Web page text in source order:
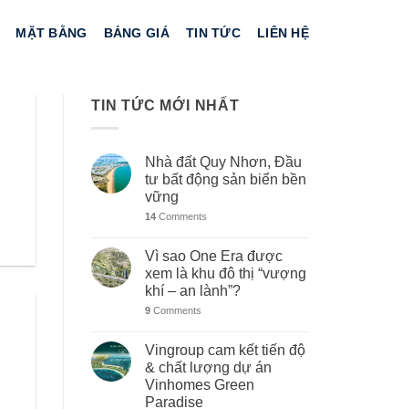
MẶT BẰNG BẢNG GIÁ TIN TỨC LIÊN HỆ
TIN TỨC MỚI NHẤT
Nhà đất Quy Nhơn, Đầu
tư bất động sản biển bền
vững
14 Comments
Vì sao One Era được
xem là khu đô thị “vượng
khí – an lành”?
9 Comments
Vingroup cam kết tiến độ
& chất lượng dự án
Vinhomes Green
Paradise